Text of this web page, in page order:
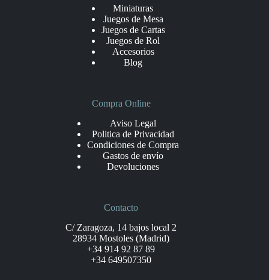
Miniaturas
Juegos de Mesa
Juegos de Cartas
Juegos de Rol
Accesorios
Blog
Compra Online
Aviso Legal
Politica de Privacidad
Condiciones de Compra
Gastos de envío
Devoluciones
Contacto
C/ Zaragoza, 14 bajos local 2
28934 Mostoles (Madrid)
+34 914 92 87 89
+34 649507350